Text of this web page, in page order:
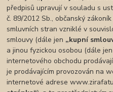
předpisů upravují v souladu s
č. 89/2012 Sb., občanský
smluvních stran vzniklé v
smlouvy (dále jen „kupní
a jinou fyzickou osobou (dále jen
internetového obchodu
je prodávajícím provozován na
internetové adrese